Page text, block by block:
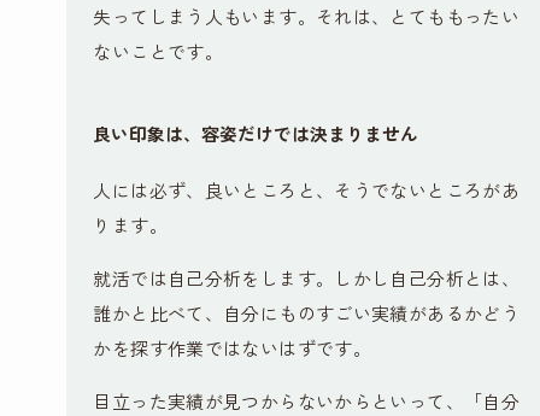
失ってしまう人もいます。それは、とてももったい
ないことです。
良い印象は、容姿だけでは決まりません
人には必ず、良いところと、そうでないところがあ
ります。
就活では自己分析をします。しかし自己分析とは、
誰かと比べて、自分にものすごい実績があるかどう
かを探す作業ではないはずです。
目立った実績が見つからないからといって、「自分